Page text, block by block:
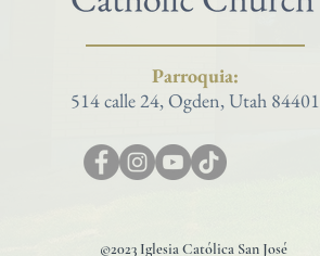
Parroquia:
514 calle 24, Ogden, Utah 84401
©2023 Iglesia Católica San José